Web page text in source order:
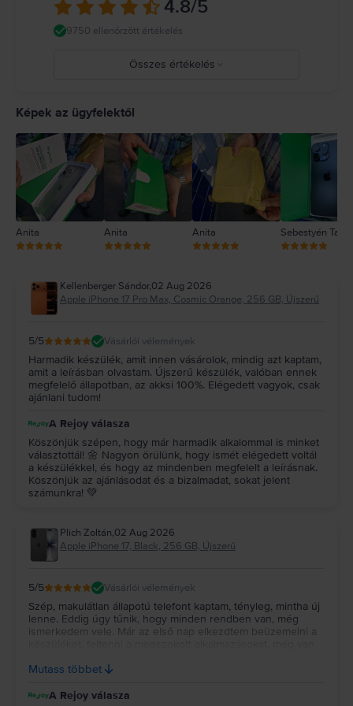
https://support.apple.com/ro-ro/guide/iphone/iph301fc905/ios
4.8/5
9750 ellenőrzött értékelés
Összes értékelés
2
1
Képek az ügyfelektől
Anita Anita Anita Sebestyén
Kellenberger Sándor,02 Aug 2026
Apple iPhone 17 Pro Max, Cosmic Orange, 256 GB, Újszerű
5/5 Vásárlói vélemények
Harmadik készülék, amit innen vásárolok, mindig azt kaptam,
amit a leírásban olvastam. Újszerű készülék, valóban ennek
megfelelő állapotban, az akksi 100%. Elégedett vagyok, csak
ajánlani tudom!
A Rejoy válasza
Köszönjük szépen, hogy már harmadik alkalommal is minket
választottál! 🌼 Nagyon örülünk, hogy ismét elégedett voltál
a készülékkel, és hogy az mindenben megfelelt a leírásnak.
Köszönjük az ajánlásodat és a bizalmadat, sokat jelent
számunkra! 💚
Plich Zoltán,02 Aug 2026
Apple iPhone 17, Black, 256 GB, Újszerű
5/5 Vásárlói vélemények
Szép, makulátlan állapotú telefont kaptam, tényleg, mintha új
lenne. Eddig úgy tűnik, hogy minden rendben van, még
ismerkedem vele. Már az első nap elkezdtem beüzemelni a
eladni, ahogy lementettem róla mindent.
Mutass többet
A Rejoy válasza